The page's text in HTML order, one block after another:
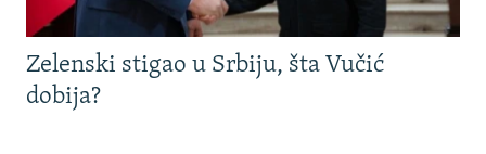
Zelenski stigao u Srbiju, šta Vučić
dobija?